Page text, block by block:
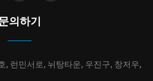
의하기
, 런민서로, 뉘탕타운, 우진구, 창저우,